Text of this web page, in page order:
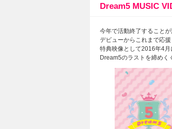
Dream5 MUSIC
今年で活動終了することが
デビューからこれまで応
特典映像として2016年4月
Dream5のラストを締めく